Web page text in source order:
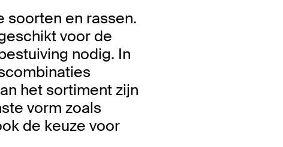
soorten en rassen.
voor de
nodig. In
het sortiment zijn
vorm zoals
de keuze voor